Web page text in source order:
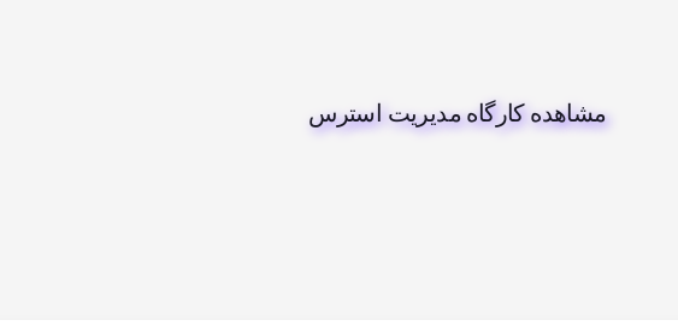
مشاهده کارگاه مدیریت استرس